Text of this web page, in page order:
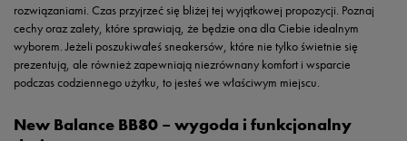
rozwiązaniami. Czas przyjrzeć się bliżej tej wyjątkowej propozycji. Poznaj
cechy oraz zalety, które sprawiają, że będzie ona dla Ciebie idealnym
wyborem. Jeżeli poszukiwałeś sneakersów, które nie tylko świetnie się
prezentują, ale również zapewniają niezrównany komfort i wsparcie
podczas codziennego użytku, to jesteś we właściwym miejscu.
New Balance BB80 – wygoda i funkcjonalny